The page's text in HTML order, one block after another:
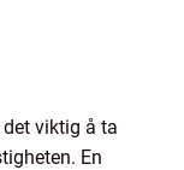
det viktig å ta
En